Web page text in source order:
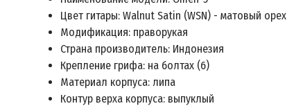
Цвет гитары: Walnut Satin (WSN) - матовый орех
Модификация: праворукая
Страна производитель: Индонезия
Крепление грифа: на болтах (6)
Материал корпуса: липа
Контур верха корпуса: выпуклый